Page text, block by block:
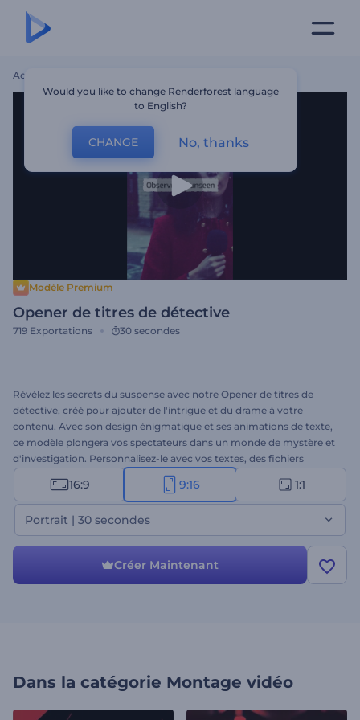
Accueil
Modèle Premium
Opener de titres de détective
719 Exportations 30 secondes
Révélez les secrets du suspense avec notre Opener de titres de
détective, créé pour ajouter de l'intrigue et du drame à votre
contenu. Avec son design énigmatique et ses animations de texte,
ce modèle plongera vos spectateurs dans un monde de mystère et
d'investigation. Personnalisez-le avec vos textes, des fichiers
multimédias sur le thème des détectives et une musique de fond
pour créer une atmosphère cinématographique qui laissera une
impression durable. Parfait pour les bandes-annonces, les teasers,
les openers de titres, les intros de documentaires et tout projet
nécessitant une touche de mystère et de suspense. Essayez-le dès
16:9 9:16 1:1
Portrait | 30 secondes
Créer Maintenant
Dans la catégorie Montage vidéo
Would you like to change Renderforest language
to English?
CHANGE No, thanks